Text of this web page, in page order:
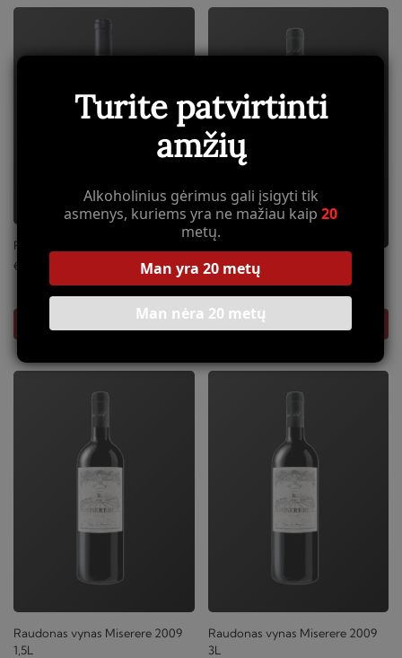
Raudonas vynas Merit 2018
€ Raudonas vynas Miserere 2008
€116,65
Raudonas vynas Miserere 2009
1,5L
Raudonas vynas Miserere 2009
3L
Turite patvirtinti
amžių
Alkoholinius gėrimus gali įsigyti tik
asmenys, kuriems yra ne mažiau kaip20
metų.
Man yra 20 metų
Man nėra 20 metų